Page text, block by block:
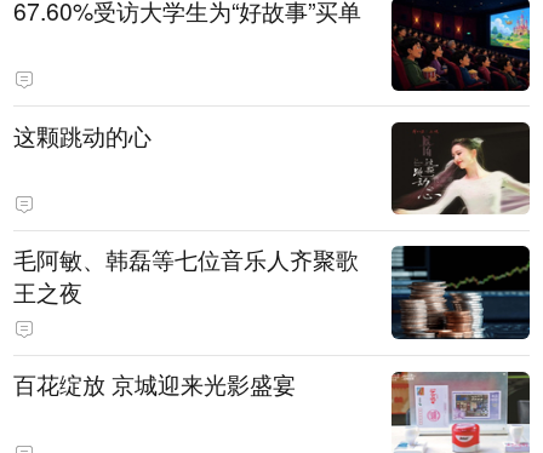
67.60%受访大学生为“好故事”买单
这颗跳动的心
毛阿敏、韩磊等七位音乐人齐聚歌
王之夜
百花绽放 京城迎来光影盛宴